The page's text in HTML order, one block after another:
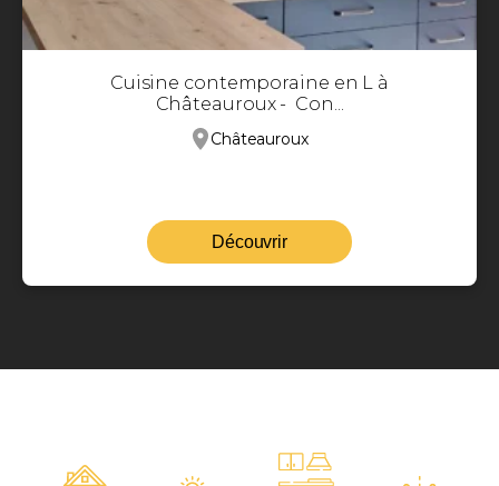
Cuisine contemporaine en L à
Châteauroux - Con...
Châteauroux
Découvrir